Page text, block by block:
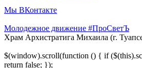
Мы ВКонтакте
Молодежное движение #ПроСветЪ
Храм Архистратига Михаила (г.
$(window).scroll(function () { if
return false; });